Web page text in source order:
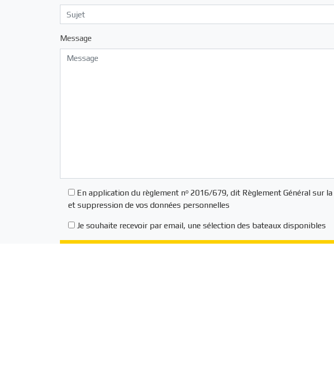
Message
En application du règlement nᵒ 2016/679, dit Règlement Général
et suppression de vos données personnelles
Je souhaite recevoir par email, une sélection des bateaux disponibles